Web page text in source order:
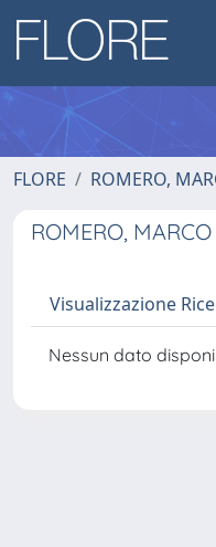
FLORE ROMERO,
ROMERO, MARCO
Visualizzazione
Nessun dato